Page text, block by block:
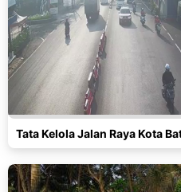
Tata Kelola Jalan Raya Kota